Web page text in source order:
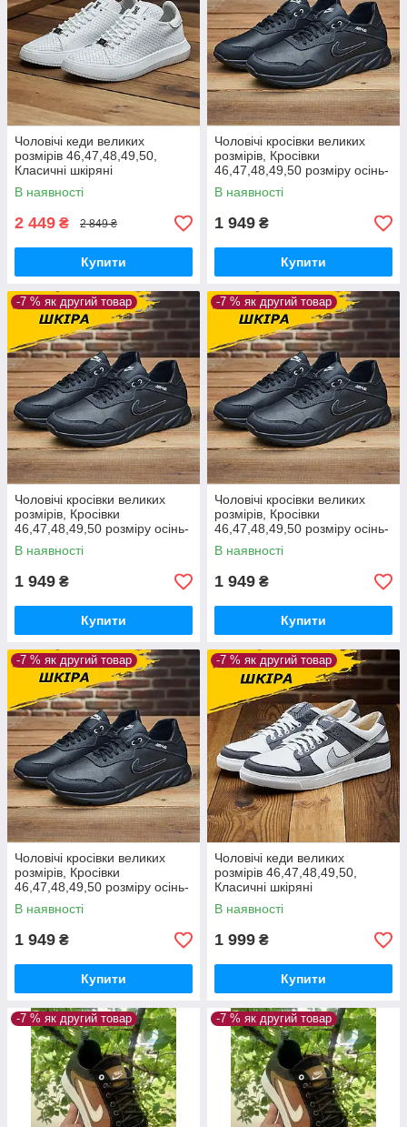
Чоловічі кеди великих
розмірів 46,47,48,49,50,
Класичні шкіряні
кеди демісезонні *Мв-67-біл
биг*
В наявності
2 449 ₴ 2 849 ₴
Купити
Чоловічі кросівки великих
розмірів, Кросівки
46,47,48,49,50 розміру осінь-
весна з натуральної шкіри
*М-47*
В наявності
1 949 ₴
Купити
-7 % як другий товар
Чоловічі кросівки великих
розмірів, Кросівки
46,47,48,49,50 розміру осінь-
весна з натуральної шкіри
*М-47*
В наявності
1 949 ₴
Купити
-7 % як другий товар
Чоловічі кросівки великих
розмірів, Кросівки
46,47,48,49,50 розміру осінь-
весна з натуральної шкіри
*М-47*
В наявності
1 949 ₴
Купити
-7 % як другий товар
Чоловічі кросівки великих
розмірів, Кросівки
46,47,48,49,50 розміру осінь-
весна з натуральної шкіри
*М-47*
В наявності
1 949 ₴
Купити
-7 % як другий товар
Чоловічі кеди великих
розмірів 46,47,48,49,50,
Класичні шкіряні
кеди демісезонні *М-31 Б.с (
серый)*
В наявності
1 999 ₴
Купити
-7 % як другий товар -7 % як другий товар